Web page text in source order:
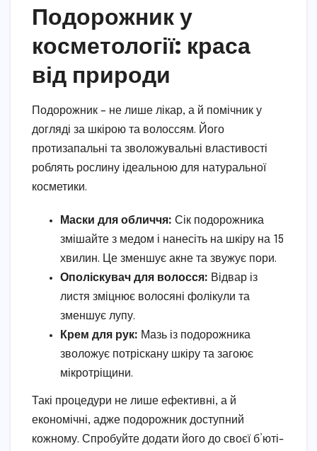
Подорожник у
косметології: краса
від природи
Подорожник – не лише лікар, а й помічник у
догляді за шкірою та волоссям. Його
протизапальні та зволожувальні властивості
роблять рослину ідеальною для натуральної
косметики.
Маски для обличчя: Сік подорожника
змішайте з медом і нанесіть на шкіру на 15
хвилин. Це зменшує акне та звужує пори.
Ополіскувач для волосся: Відвар із
листя зміцнює волосяні фолікули та
зменшує лупу.
Крем для рук: Мазь із подорожника
зволожує потріскану шкіру та загоює
мікротріщини.
Такі процедури не лише ефективні, а й
економічні, адже подорожник доступний
кожному. Спробуйте додати його до своєї б’юті-